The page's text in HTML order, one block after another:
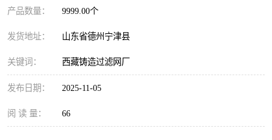
产品数量： 9999.00个
发货地址： 山东省德州宁津县
关键词： 西藏铸造过滤网厂
发布日期： 2025-11-05
阅 读 量： 66